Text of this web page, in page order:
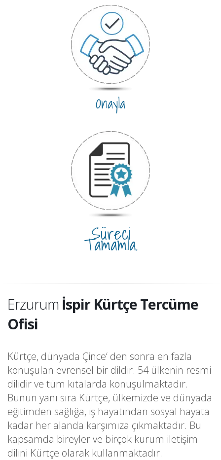
Onayla
Süreci
Tamamla.
Erzurum İspir Kürtçe Tercüme
Ofisi
Kürtçe, dünyada Çince‘ den sonra en fazla
konuşulan evrensel bir dildir. 54 ülkenin resmi
dilidir ve tüm kıtalarda konuşulmaktadır.
Bunun yanı sıra Kürtçe, ülkemizde ve dünyada
eğitimden sağlığa, iş hayatından sosyal hayata
kadar her alanda karşımıza çıkmaktadır. Bu
kapsamda bireyler ve birçok kurum iletişim
dilini Kürtçe olarak kullanmaktadır.